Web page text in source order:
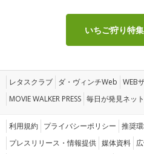
いちご狩り特
レタスクラブ ダ・ヴィンチWeb WEB
MOVIE WALKER PRESS 毎日が発見ネット
利用規約 プライバシーポリシー 推奨
プレスリリース・情報提供 媒体資料